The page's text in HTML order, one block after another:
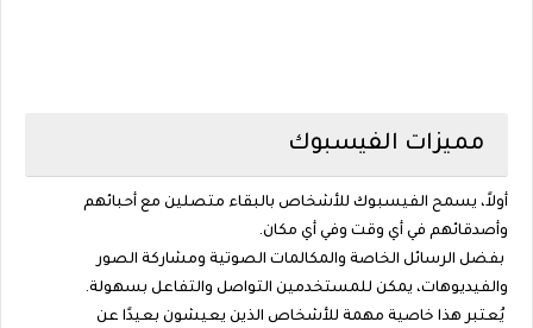
مميزات الفيسبوك
أولاً، يسمح الفيسبوك للأشخاص بالبقاء متصلين مع أحبائهم
وأصدقائهم في أي وقت وفي أي مكان.
بفضل الرسائل الخاصة والمكالمات الصوتية ومشاركة الصور
والفيديوهات، يمكن للمستخدمين التواصل والتفاعل بسهولة.
يُعتبر هذا خاصية مهمة للأشخاص الذين يعيشون بعيدًا عن